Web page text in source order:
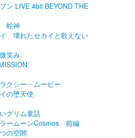
ン LIVE 4bit BEYOND THE
蛇神
壊れたセカイと歌えない
笑み
クシー・ムービー
の堕天使
グリム童話
ームーンCosmos 前編
の空間